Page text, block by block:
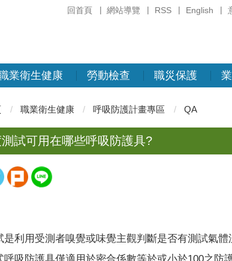
回首頁 網站導覽 RSS English
業衛生健康 勞動檢查 職災保護
職業衛生健康 呼吸防護計畫專區 QA
試可用在哪些呼吸防護具?
是利用受測者嗅覺或味覺主觀判斷是否有測試氣